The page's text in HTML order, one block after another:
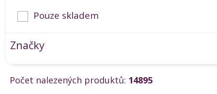
Pouze skladem
Značky
Počet nalezených produktů: 14895